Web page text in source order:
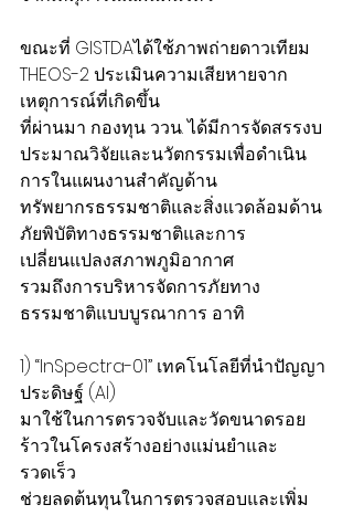
ขณะที่ GISTDAได้ใช้ภาพถ่ายดาวเทียม
THEOS-2 ประเมินความเสียหายจาก
เหตุการณ์ที่เกิดขึ้น
ที่ผ่านมา กองทุน ววน. ได้มีการจัดสรรงบ
ประมาณวิจัยและนวัตกรรมเพื่อดำเนิน
การในแผนงานสำคัญด้าน
ทรัพยากรธรรมชาติและสิ่งแวดล้อมด้าน
ภัยพิบัติทางธรรมชาติและการ
เปลี่ยนแปลงสภาพภูมิอากาศ
รวมถึงการบริหารจัดการภัยทาง
ธรรมชาติแบบบูรณาการ อาทิ
1) “InSpectra-01” เทคโนโลยีที่นำปัญญา
ประดิษฐ์ (AI)
มาใช้ในการตรวจจับและวัดขนาดรอย
ร้าวในโครงสร้างอย่างแม่นยำและ
รวดเร็ว
ช่วยลดต้นทุนในการตรวจสอบและเพิ่ม